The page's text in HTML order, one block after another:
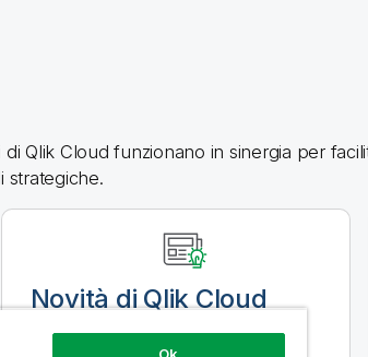
di Qlik Cloud funzionano in sinergia per
strategiche.
Novità diQlik Cloud
introduce regolarmente